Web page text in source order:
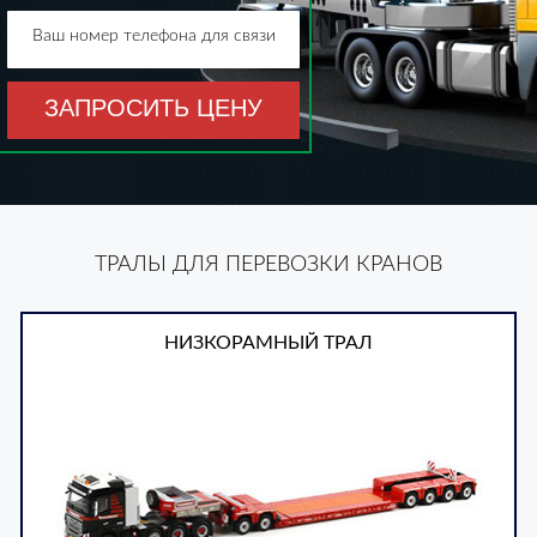
ЗАПРОСИТЬ ЦЕНУ
Ваш номер телефона для связи
ТРАЛЫ ДЛЯ ПЕРЕВОЗКИ КРАНОВ
НИЗКОРАМНЫЙ ТРАЛ